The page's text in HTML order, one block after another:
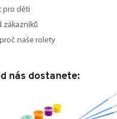
pro děti
zákazníků
naše rolety
nás dostanete: